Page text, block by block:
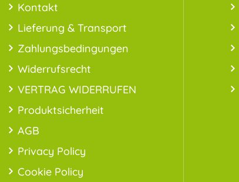
Kontakt
Lieferung & Transport
Zahlungsbedingungen
Widerrufsrecht
VERTRAG WIDERRUFEN
Produktsicherheit
AGB
Privacy Policy
Cookie Policy